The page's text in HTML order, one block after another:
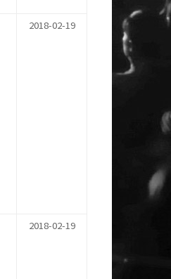
2018-02-19
2018-02-19